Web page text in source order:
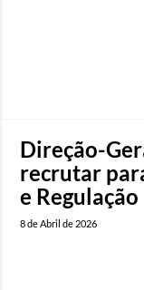
Direção-
recrutar
e Regulação
8 de Abril de 2026